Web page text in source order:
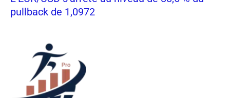
pullback de 1,0972